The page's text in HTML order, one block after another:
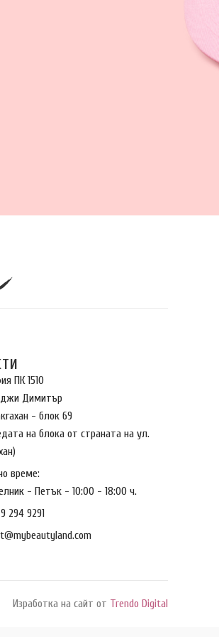
ПК 1510
Димитър
- блок 69
на блока от страната на ул.
време:
- Петък - 10:00 - 18:00 ч.
294 9291
Изработка на сайт от Trendo Digital